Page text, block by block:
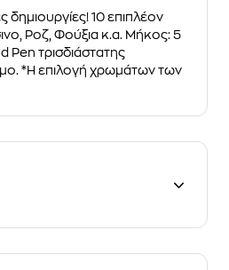
10 επιπλέον
Ροζ, Φούξια κ.α. Μήκος: 5
Pen τρισδιάστατης
*H επιλογή χρωμάτων των